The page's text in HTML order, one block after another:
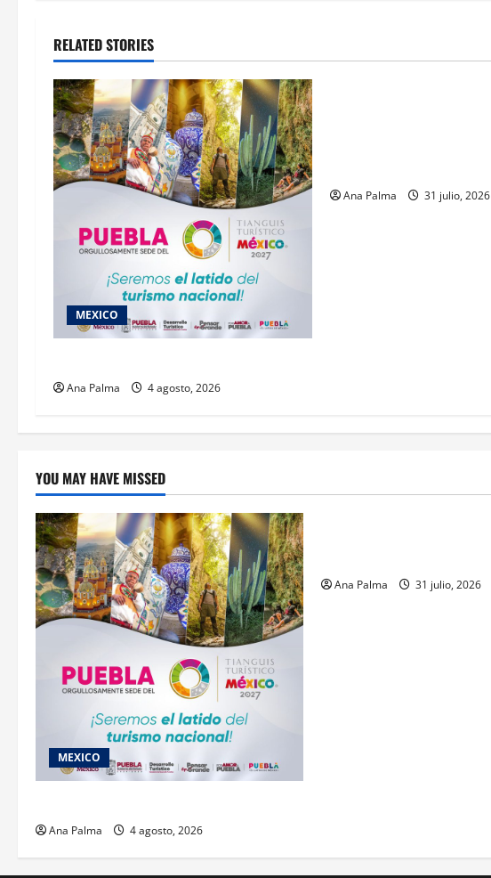
RELATED STORIES
MEXICO
Ana Palma 4 agosto, 2026
Ana Palma 31 julio, 2026
YOU MAY HAVE MISSED
MEXICO
Ana Palma 4 agosto, 2026
Ana Palma 31 julio, 2026